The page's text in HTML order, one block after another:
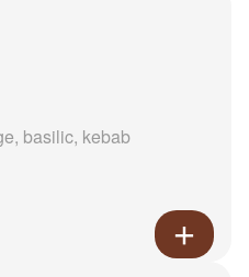
basilic, kebab